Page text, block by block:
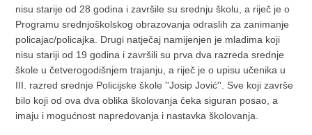
nisu starije od 28 godina i završile su srednju školu, a riječ je o
Programu srednjoškolskog obrazovanja odraslih za zanimanje
policajac/policajka. Drugi natječaj namijenjen je mladima koji
nisu stariji od 19 godina i završili su prva dva razreda srednje
škole u četverogodišnjem trajanju, a riječ je o upisu učenika u
III. razred srednje Policijske škole ''Josip Jović''. Sve koji završe
bilo koji od ova dva oblika školovanja čeka siguran posao, a
imaju i mogućnost napredovanja i nastavka školovanja.